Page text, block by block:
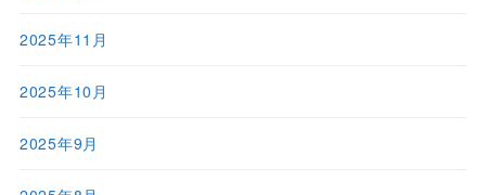
2025年11月
2025年10月
2025年9月